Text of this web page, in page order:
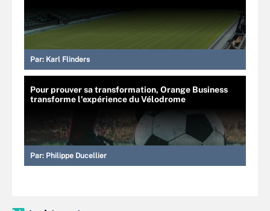
Par: Karl Flinders
Pour prouver sa transformation, Orange Business
transforme l'expérience du Vélodrome
Par: Philippe Ducellier